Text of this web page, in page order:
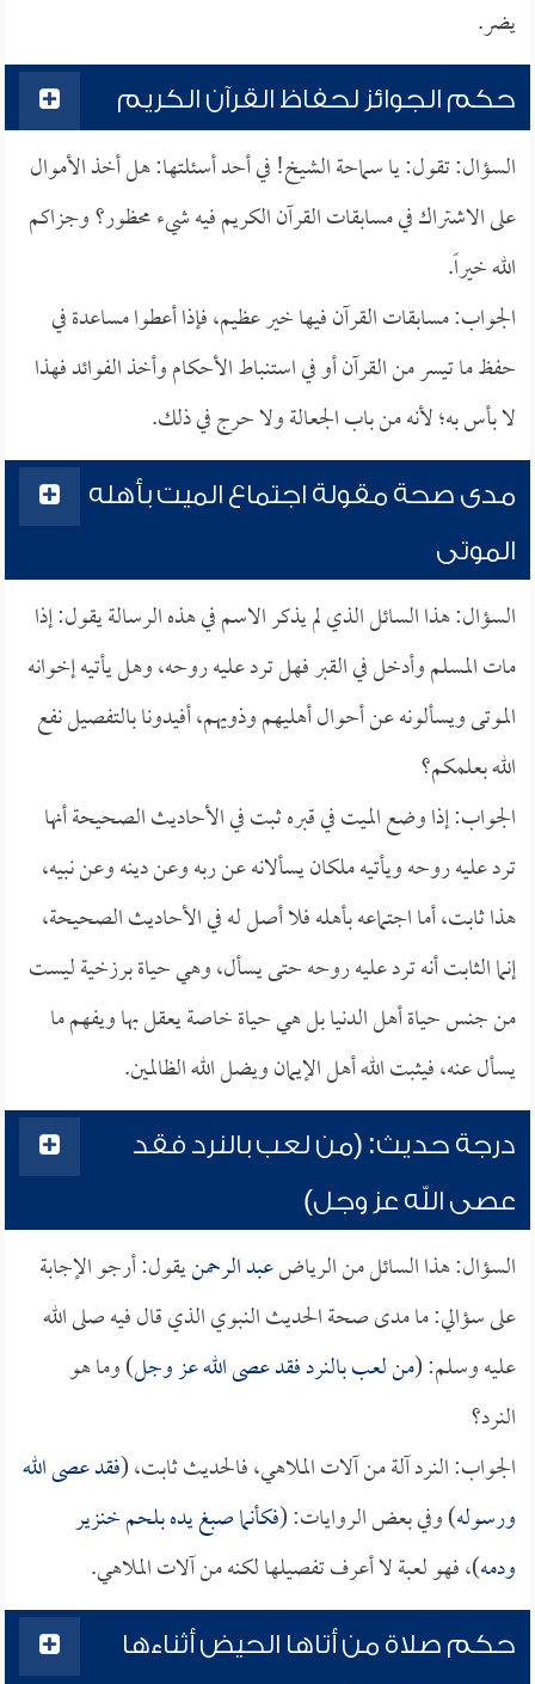
يضر.
حكم الجوائز لحفاظ القرآن الكريم
السؤال: تقول: يا سماحة الشيخ! في أحد أسئلتها: هل أخذ الأموال
على الاشتراك في مسابقات القرآن الكريم فيه شيء محظور؟ وجزاكم
الله خيراً.
الجواب: مسابقات القرآن فيها خير عظيم، فإذا أعطوا مساعدة في
حفظ ما تيسر من القرآن أو في استنباط الأحكام وأخذ الفوائد فهذا
لا بأس به؛ لأنه من باب الجعالة ولا حرج في ذلك.
مدى صحة مقولة اجتماع الميت بأهله
الموتى
السؤال: هذا السائل الذي لم يذكر الاسم في هذه الرسالة يقول: إذا
مات المسلم وأدخل في القبر فهل ترد عليه روحه، وهل يأتيه إخوانه
الموتى ويسألونه عن أحوال أهليهم وذويهم، أفيدونا بالتفصيل نفع
الله بعلمكم؟
الجواب: إذا وضع الميت في قبره ثبت في الأحاديث الصحيحة أنها
ترد عليه روحه ويأتيه ملكان يسألانه عن ربه وعن دينه وعن نبيه،
هذا ثابت، أما اجتماعه بأهله فلا أصل له في الأحاديث الصحيحة،
إنما الثابت أنه ترد عليه روحه حتى يسأل، وهي حياة برزخية ليست
من جنس حياة أهل الدنيا بل هي حياة خاصة يعقل بها ويفهم ما
يسأل عنه، فيثبت الله أهل الإيمان ويضل الله الظالمين.
درجة حديث: (من لعب بالنرد فقد
عصى الله عز وجل)
السؤال: هذا السائل من الرياضعبد الرحمنيقول: أرجو الإجابة
على سؤالي: ما مدى صحة الحديث النبوي الذي قال فيه صلى الله
عليه وسلم: (من لعب بالنرد فقد عصى الله عز وجل) وما هو
النرد؟
الجواب: النرد آلة من آلات الملاهي، فالحديث ثابت، (فقد عصى الله
ورسوله) وفي بعض الروايات: (فكأنما صبغ يده بلحم خنزير
ودمه)، فهو لعبة لا أعرف تفصيلها لكنه من آلات الملاهي.
حكم صلاة من أتاها الحيض أثناءها